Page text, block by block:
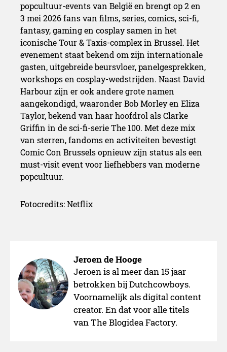
Hellboy, antihelden en
David Harbour live in
popcultuur-events van België en brengt op 2 en
3 mei 2026 fans van films, series, comics, sci-fi,
fantasy, gaming en cosplay samen in het
iconische Tour & Taxis-complex in Brussel. Het
evenement staat bekend om zijn internationale
gasten, uitgebreide beursvloer, panelgesprekken,
workshops en cosplay-wedstrijden. Naast David
Harbour zijn er ook andere grote namen
aangekondigd, waaronder Bob Morley en Eliza
Taylor, bekend van haar hoofdrol als Clarke
Griffin in de sci-fi-serie The 100. Met deze mix
van sterren, fandoms en activiteiten bevestigt
Comic Con Brussels opnieuw zijn status als een
must-visit event voor liefhebbers van moderne
popcultuur.
Fotocredits: Netflix
Jeroen de Hooge
Jeroen is al meer dan 15 jaar
betrokken bij Dutchcowboys.
Voornamelijk als digital content
creator. En dat voor alle titels
van The Blogidea Factory.